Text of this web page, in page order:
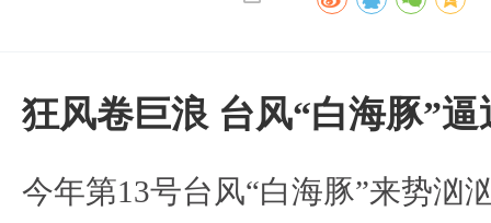
狂风卷巨浪 台风“白海豚”
今年第13号台风“白海豚”来势汹